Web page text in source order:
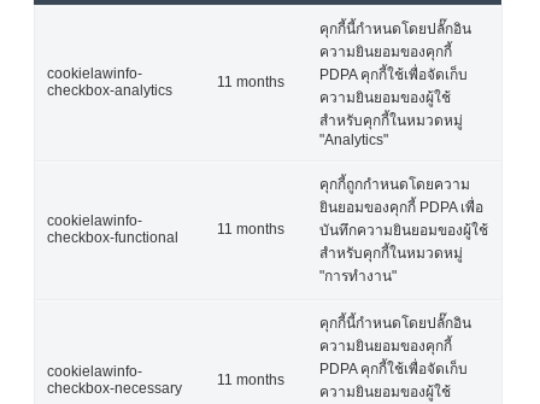
cookielawinfo-
checkbox-analytics
11 months
คุกกี้นี้กำหนดโดยปลั๊กอิน
ความยินยอมของคุกกี้
PDPA คุกกี้ใช้เพื่อจัดเก็บ
ความยินยอมของผู้ใช้
สำหรับคุกกี้ในหมวดหมู่
"Analytics"
cookielawinfo-
checkbox-functional
11 months
คุกกี้ถูกกำหนดโดยความ
ยินยอมของคุกกี้ PDPA เพื่อ
บันทึกความยินยอมของผู้ใช้
สำหรับคุกกี้ในหมวดหมู่
"การทำงาน"
cookielawinfo-
checkbox-necessary
11 months
คุกกี้นี้กำหนดโดยปลั๊กอิน
ความยินยอมของคุกกี้
PDPA คุกกี้ใช้เพื่อจัดเก็บ
ความยินยอมของผู้ใช้